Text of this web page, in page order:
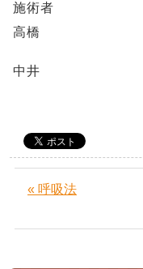
施術者
高橋
中井
« 呼吸法